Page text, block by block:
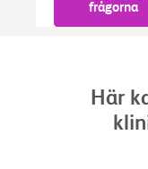
frågorna
Här